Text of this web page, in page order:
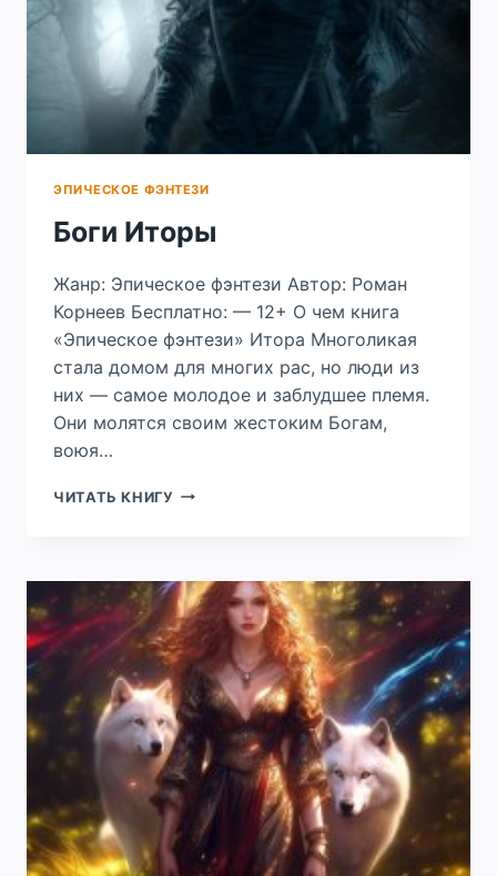
ЭПИЧЕСКОЕ ФЭНТЕЗИ
Боги Иторы
Жанр: Эпическое фэнтези Автор: Роман
Корнеев Бесплатно: — 12+ О чем книга
«Эпическое фэнтези» Итора Многоликая
стала домом для многих рас, но люди из
них — самое молодое и заблудшее племя.
Они молятся своим жестоким Богам,
воюя…
ЧИТАТЬ КНИГУ БОГИ